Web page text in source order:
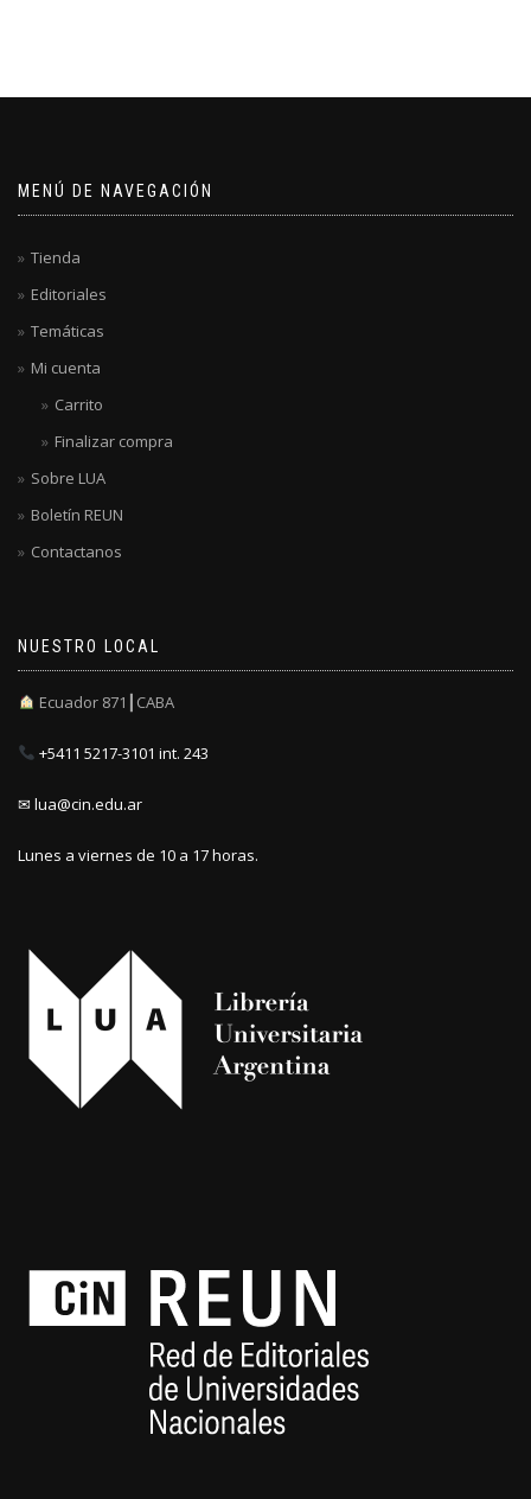
MENÚ DE NAVEGACIÓN
Tienda
Editoriales
Temáticas
Mi cuenta
Carrito
Finalizar compra
Sobre LUA
Boletín REUN
Contactanos
NUESTRO LOCAL
Ecuador 871┃CABA
+5411 5217-3101 int. 243
✉ lua@cin.edu.ar
Lunes a viernes de 10 a 17 horas.